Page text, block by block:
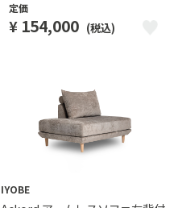
定価
¥ 154,000 (税込)
IYOBE